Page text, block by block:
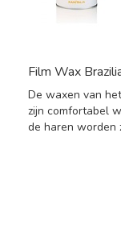
Film Wax
De waxen van
zijn comfortabel
de haren worden